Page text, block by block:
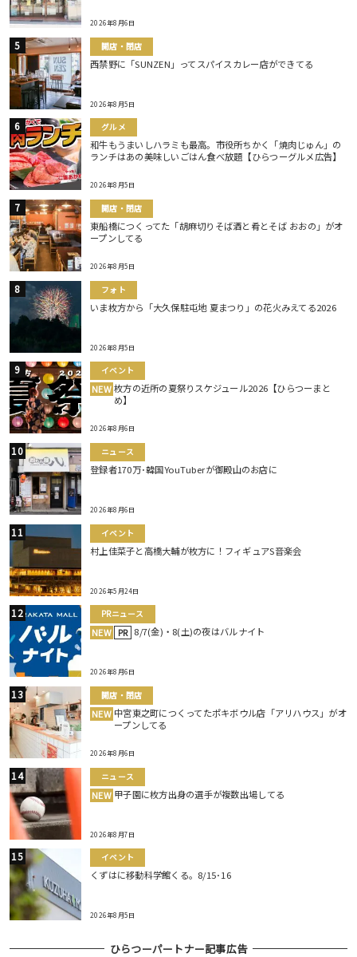
2026年8月6日
開店・閉店
西禁野に「SUNZEN」ってスパイスカレー店ができてる
2026年8月5日
グルメ
和牛もうまいしハラミも最高。市役所ちかく「焼肉じゅん」の
ランチはあの美味しいごはん食べ放題【ひらつーグルメ広告】
2026年8月5日
開店・閉店
東船橋につくってた「胡麻切りそば酒と肴とそば おおの」がオ
ープンしてる
2026年8月5日
フォト
いま枚方から「大久保駐屯地 夏まつり」の花火みえてる2026
2026年8月5日
イベント
NEW 枚方の近所の夏祭りスケジュール2026【ひらつーまと
め】
2026年8月6日
ニュース
登録者170万･韓国YouTuberが御殿山のお店に
2026年8月6日
イベント
村上佳菜子と高橋大輔が枚方に！フィギュアS音楽会
2026年5月24日
PRニュース
NEW PR 8/7(金)・8(土)の夜はバルナイト
2026年8月6日
開店・閉店
NEW 中宮東之町につくってたポキボウル店「アリハウス」がオ
ープンしてる
2026年8月6日
ニュース
NEW 甲子園に枚方出身の選手が複数出場してる
2026年8月7日
イベント
くずはに移動科学館くる。8/15･16
2026年8月5日
ひらつーパートナー記事広告